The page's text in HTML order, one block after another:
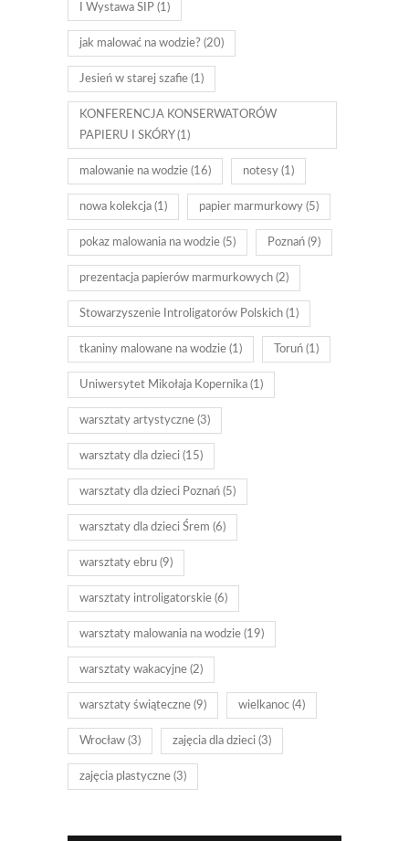
I Wystawa SIP (1)
jak malować na wodzie? (20)
Jesień w starej szafie (1)
KONFERENCJA KONSERWATORÓW
PAPIERU I SKÓRY(1)
malowanie na wodzie (16) notesy (1)
nowa kolekcja (1) papier marmurkowy (5)
pokaz malowania na wodzie (5) Poznań (9)
prezentacja papierów marmurkowych (2)
Stowarzyszenie Introligatorów Polskich (1)
tkaniny malowane na wodzie (1) Toruń (1)
Uniwersytet Mikołaja Kopernika (1)
warsztaty artystyczne (3)
warsztaty dla dzieci (15)
warsztaty dla dzieci Poznań (5)
warsztaty dla dzieci Śrem (6)
warsztaty ebru (9)
warsztaty introligatorskie (6)
warsztaty malowania na wodzie (19)
warsztaty wakacyjne (2)
warsztaty świąteczne (9) wielkanoc (4)
Wrocław (3) zajęcia dla dzieci (3)
zajęcia plastyczne (3)